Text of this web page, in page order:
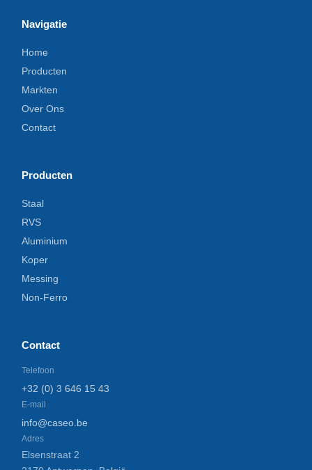
Navigatie
Home
Producten
Markten
Over Ons
Contact
Producten
Staal
RVS
Aluminium
Koper
Messing
Non-Ferro
Contact
Telefoon
+32 (0) 3 646 15 43
E-mail
info@caseo.be
Adres
Elsenstraat 2